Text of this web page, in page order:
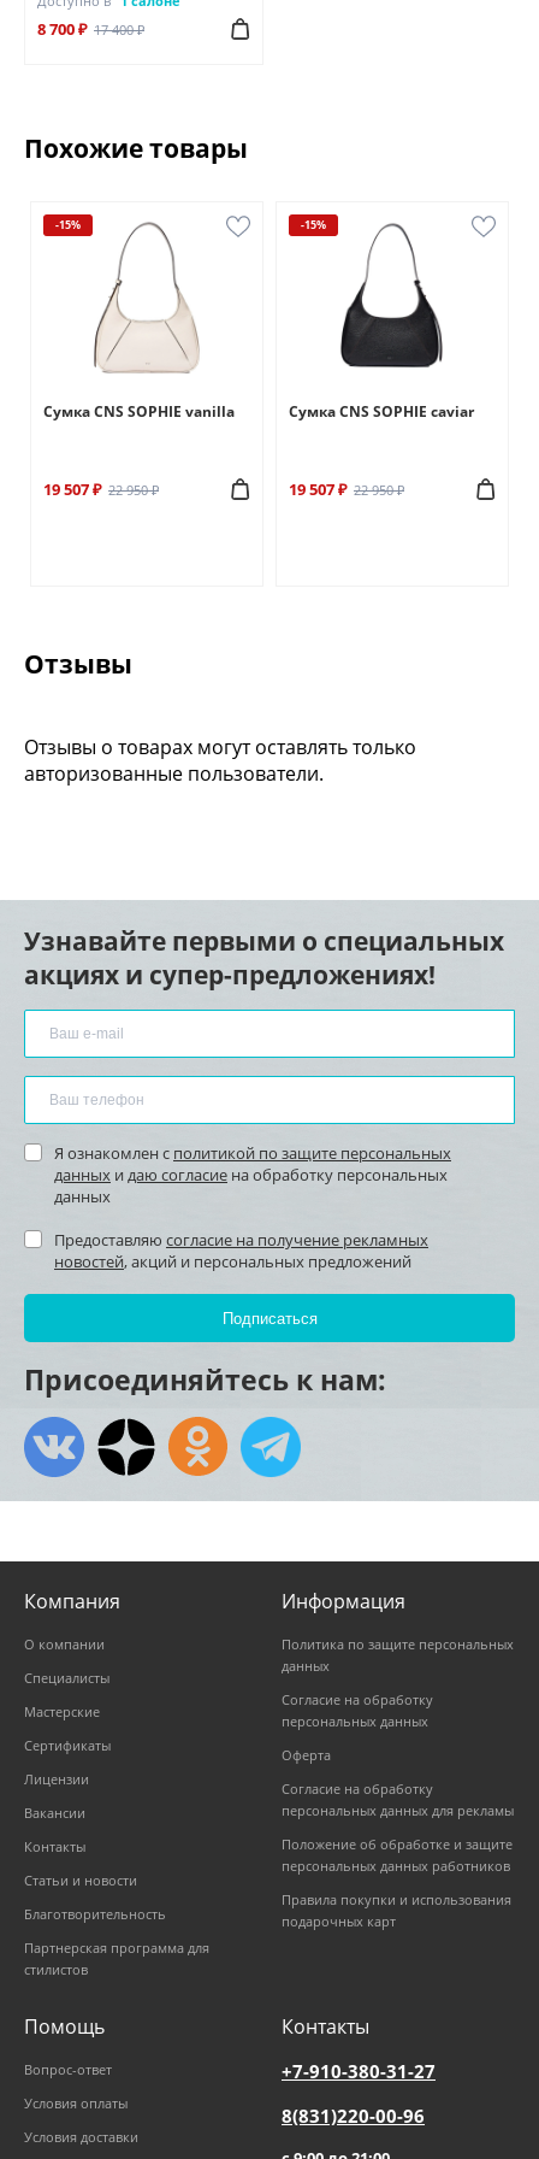
8 700 ₽ 17 400 ₽
Похожие товары
-15%
Сумка CNS SOPHIE vanilla
19 507 ₽ 22 950 ₽
-15%
Сумка CNS SOPHIE caviar
19 507 ₽ 22 950 ₽
Отзывы
Отзывы о товарах могут оставлять только
авторизованные пользователи.
Узнавайте первыми о специальных
акциях и супер-предложениях!
Я ознакомлен с политикой по защите персональных
данных и даю согласие на обработку персональных
данных
Предоставляю согласие на получение рекламных
новостей, акций и персональных предложений
Присоединяйтесь к нам:
Компания
О компании
Специалисты
Мастерские
Сертификаты
Лицензии
Вакансии
Контакты
Статьи и новости
Благотворительность
Партнерская программа для
стилистов
Информация
Политика по защите персональных
данных
Согласие на обработку
персональных данных
Оферта
Согласие на обработку
персональных данных для рекламы
Положение об обработке и защите
персональных данных работников
Правила покупки и использования
подарочных карт
Помощь
Вопрос-ответ
Условия оплаты
Условия доставки
Контакты
+7-910-380-31-27
8(831)220-00-96